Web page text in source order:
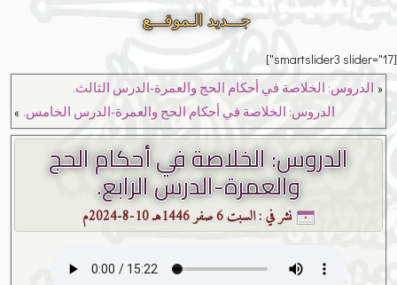
جـــديد الـموقـــع
[smartslider3 slider="17"]
« الدروس: الخلاصة في أحكام الحج والعمرة-الدرس الثالث.
الدروس: الخلاصة في أحكام الحج والعمرة-الدرس الخامس. »
الدروس: الخلاصة في أحكام الحج
والعمرة-الدرس الرابع.
نشر في :السبت 6 صفر 1446هـ 10-8-2024م